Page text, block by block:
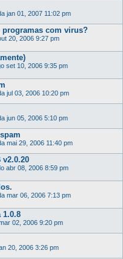
jan 01, 2007 11:02 pm
programas com virus?
20, 2006 9:27 pm
set 10, 2006 9:35 pm
jul 03, 2006 10:20 pm
jun 05, 2006 5:10 pm
mai 29, 2006 11:40 pm
abr 08, 2006 8:59 pm
mar 06, 2006 7:13 pm
1.0.8
02, 2006 9:20 pm
20, 2006 3:26 pm